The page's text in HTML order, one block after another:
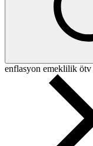
enflasyon emeklilik ötv